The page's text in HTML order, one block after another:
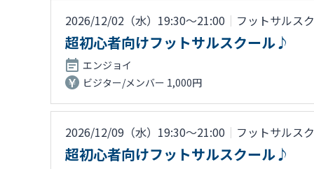
2026/12/02（水）19:30〜21:00 ｜ フットサルス
超初心者向けフットサルスクール♪
エンジョイ
ビジター/メンバー 1,000円
2026/12/09（水）19:30〜21:00 ｜ フットサルス
超初心者向けフットサルスクール♪